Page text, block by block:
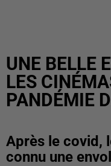
UNE BELLE
LES
PANDÉMIE
Après le covid,
connu une